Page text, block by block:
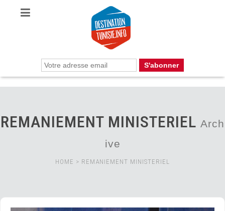
REMANIEMENT MINISTERIEL Arch
ive
HOME > REMANIEMENT MINISTERIEL